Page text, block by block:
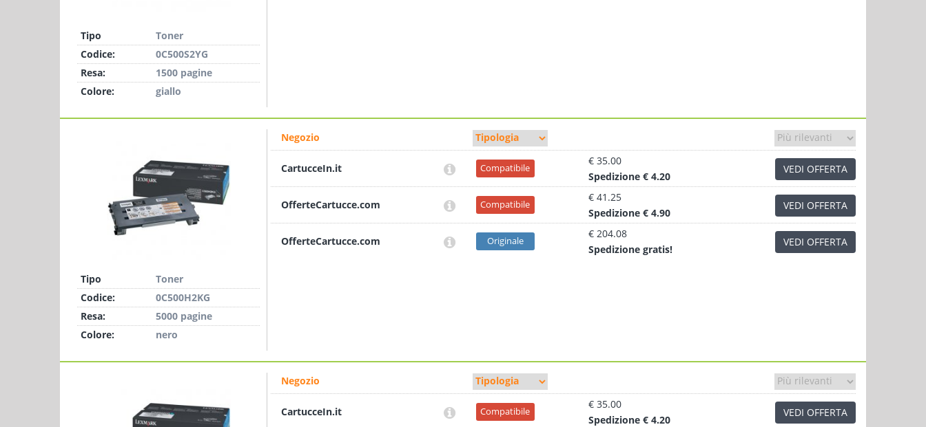
Tipo
Toner
Codice:
0C500S2YG
Resa:
1500 pagine
Colore:
giallo
Tipo
Toner
Codice:
0C500H2KG
Resa:
5000 pagine
Colore:
nero
Negozio
CartucceIn.it Compatibile
€ 35.00
Spedizione € 4.20
VEDI OFFERTA
OfferteCartucce.com Compatibile
€ 41.25
Spedizione € 4.90
VEDI OFFERTA
OfferteCartucce.com Originale
€ 204.08
Spedizione gratis!
VEDI OFFERTA
Negozio
CartucceIn.it Compatibile
€ 35.00
Spedizione € 4.20
VEDI OFFERTA